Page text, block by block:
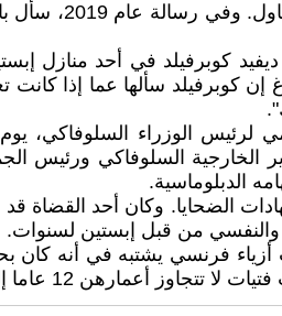
ترمب آنذاك
ديفيد كوبرفيلد في أحد منازل
إن كوبرفيلد سألها عما إذا
لرئيس الوزراء السلوفاكي،
السلوفاكي ورئيس
الدبلوماسية.
الضحايا. وكان أحد
إلى الولايات المتحدة لأغراض جنسية.